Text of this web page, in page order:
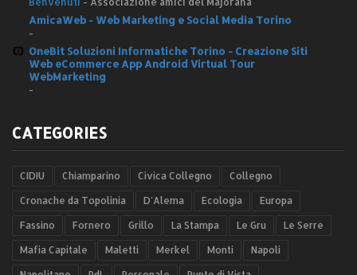
AmicaWeb - Web Marketing e Social Media Torino
-
OneBit Soluzioni Informatiche Torino - Creazione Siti
Web eCommerce App Android Virtual Tour
WebMarketing
-
CATEGORIES
CIDIU Chiamparino Civica Collegno Collegno
Cronache da Topolinia D'Alema Ecologia Europa
Fassino Fornero Grillo La Stampa Le Gru Le Serre
Mafia Capitale Maletti Merkel Monti Napoli